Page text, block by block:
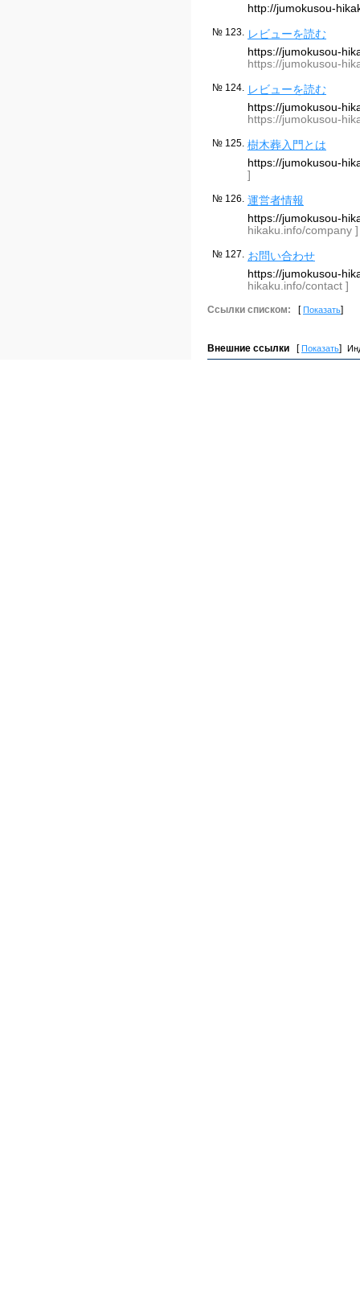
http://jumokusou-
№ 123.
レビューを読む
https://jumokusou-
https://jumokusou-
№ 124.
レビューを読む
https://jumokusou-
https://jumokusou-
№ 125. 樹木葬入門とは
https://jumokusou-
]
№ 126. 運営者情報
https://jumokusou-
hikaku.info/company ]
№ 127.
お問い合わせ
https://jumokusou-
hikaku.info/contact ]
Ссылки списком: [Показать]
Внешние ссылки [Показать]